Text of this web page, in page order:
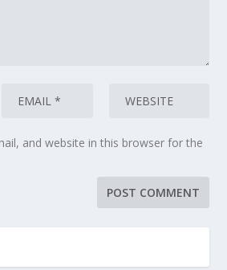
and website in this browser for the